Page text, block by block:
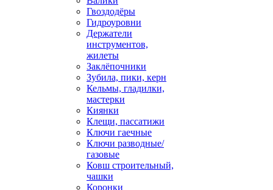
Гвоздодёры
Гидроуровни
Держатели
инструментов,
жилеты
Заклёпочники
Зубила, пики, керн
Кельмы, гладилки,
мастерки
Киянки
Клещи, пассатижи
Ключи гаечные
Ключи разводные/
газовые
Ковш строительный,
чашки
Коронки